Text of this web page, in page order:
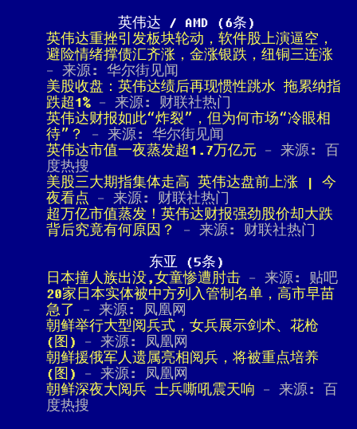
英伟达 / AMD (6条)
英伟达重挫引发板块轮动，软件股上演逼空，
避险情绪撑债汇齐涨，金涨银跌，纽铜三连涨
- 来源: 华尔街见闻
美股收盘：英伟达绩后再现惯性跳水 拖累纳指
跌超1% - 来源: 财联社热门
英伟达财报如此“炸裂”，但为何市场“冷眼相
待”？
- 来源: 华尔街见闻
英伟达市值一夜蒸发超1.7万亿元 - 来源: 百
度热搜
美股三大期指集体走高 英伟达盘前上涨 | 今
夜看点 - 来源: 财联社热门
超万亿市值蒸发！英伟达财报强劲股价却大跌
背后究竟有何原因？
- 来源: 财联社热门
东亚 (5条)
日本撞人族出没,女童惨遭肘击 - 来源: 贴吧
20家日本实体被中方列入管制名单，高市早苗
急了
- 来源: 凤凰网
朝鲜举行大型阅兵式，女兵展示剑术、花枪
(图) - 来源: 凤凰网
朝鲜援俄军人遗属亮相阅兵，将被重点培养
(图) - 来源: 凤凰网
朝鲜深夜大阅兵 士兵嘶吼震天响 - 来源: 百
度热搜